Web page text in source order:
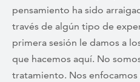
pensamiento ha sido
través de algún tipo de
primera sesión le damos a
que hacemos aquí. No
tratamiento. Nos